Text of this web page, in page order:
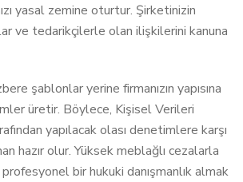
yasal zemine oturtur. Şirketinizin
ve tedarikçilerle olan ilişkilerini kanuna
şablonlar yerine firmanızın yapısına
üretir. Böylece, Kişisel Verileri
yapılacak olası denetimlere karşı
hazır olur. Yüksek meblağlı cezalarla
bir hukuki danışmanlık almak